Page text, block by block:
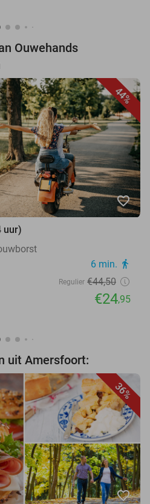
Ouwehands
44%
favorite_border
uur)
6 min. directions_walk
Regulier €44,50
€24,95
uit Amersfoort:
36%
favorite_border